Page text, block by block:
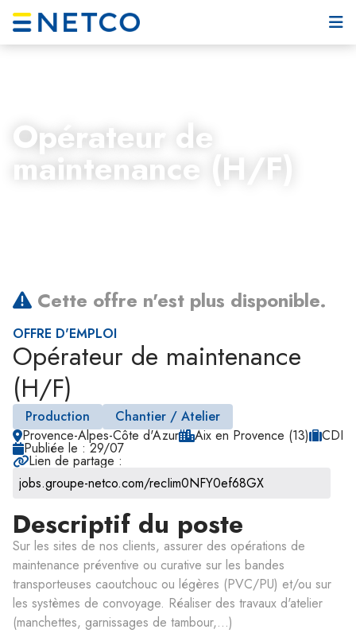
Opérateur de
maintenance (H/F)
Cette offre n'est plus disponible.
OFFRE D'EMPLOI
Opérateur de maintenance
(H/F)
Production
Chantier / Atelier
Provence-Alpes-Côte d'Azur
Aix en Provence (13) CDI
Publiée le : 29/07
Lien de partage :
Descriptif du poste
Sur les sites de nos clients, assurer des opérations de
maintenance préventive ou curative sur les bandes
transporteuses caoutchouc ou légères (PVC/PU) et/ou sur
les systèmes de convoyage. Réaliser des travaux d'atelier
(manchettes, garnissages de tambour,...)